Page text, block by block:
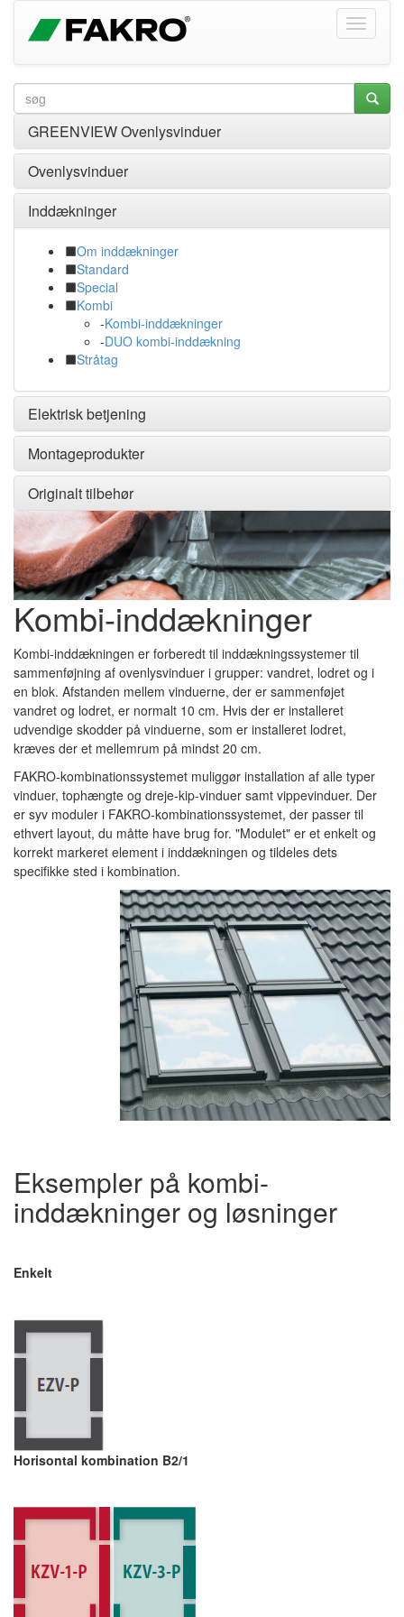
GREENVIEW Ovenlysvinduer
Ovenlysvinduer
Inddækninger
Om inddækninger
Standard
Special
Kombi
-Kombi-inddækninger
-DUO kombi-inddækning
Stråtag
Elektrisk betjening
Montageprodukter
Originalt tilbehør
Kombi-inddækninger
Kombi-inddækningen er forberedt til inddækningssystemer til
sammenføjning af ovenlysvinduer i grupper: vandret, lodret og i
en blok. Afstanden mellem vinduerne, der er sammenføjet
vandret og lodret, er normalt 10 cm. Hvis der er installeret
udvendige skodder på vinduerne, som er installeret lodret,
kræves der et mellemrum på mindst 20 cm.
FAKRO-kombinationssystemet muliggør installation af alle typer
vinduer, tophængte og dreje-kip-vinduer samt vippevinduer. Der
er syv moduler i FAKRO-kombinationssystemet, der passer til
ethvert layout, du måtte have brug for. "Modulet" er et enkelt og
korrekt markeret element i inddækningen og tildeles dets
specifikke sted i kombination.
Eksempler på kombi-
inddækninger og løsninger
Enkelt
Horisontal kombination B2/1